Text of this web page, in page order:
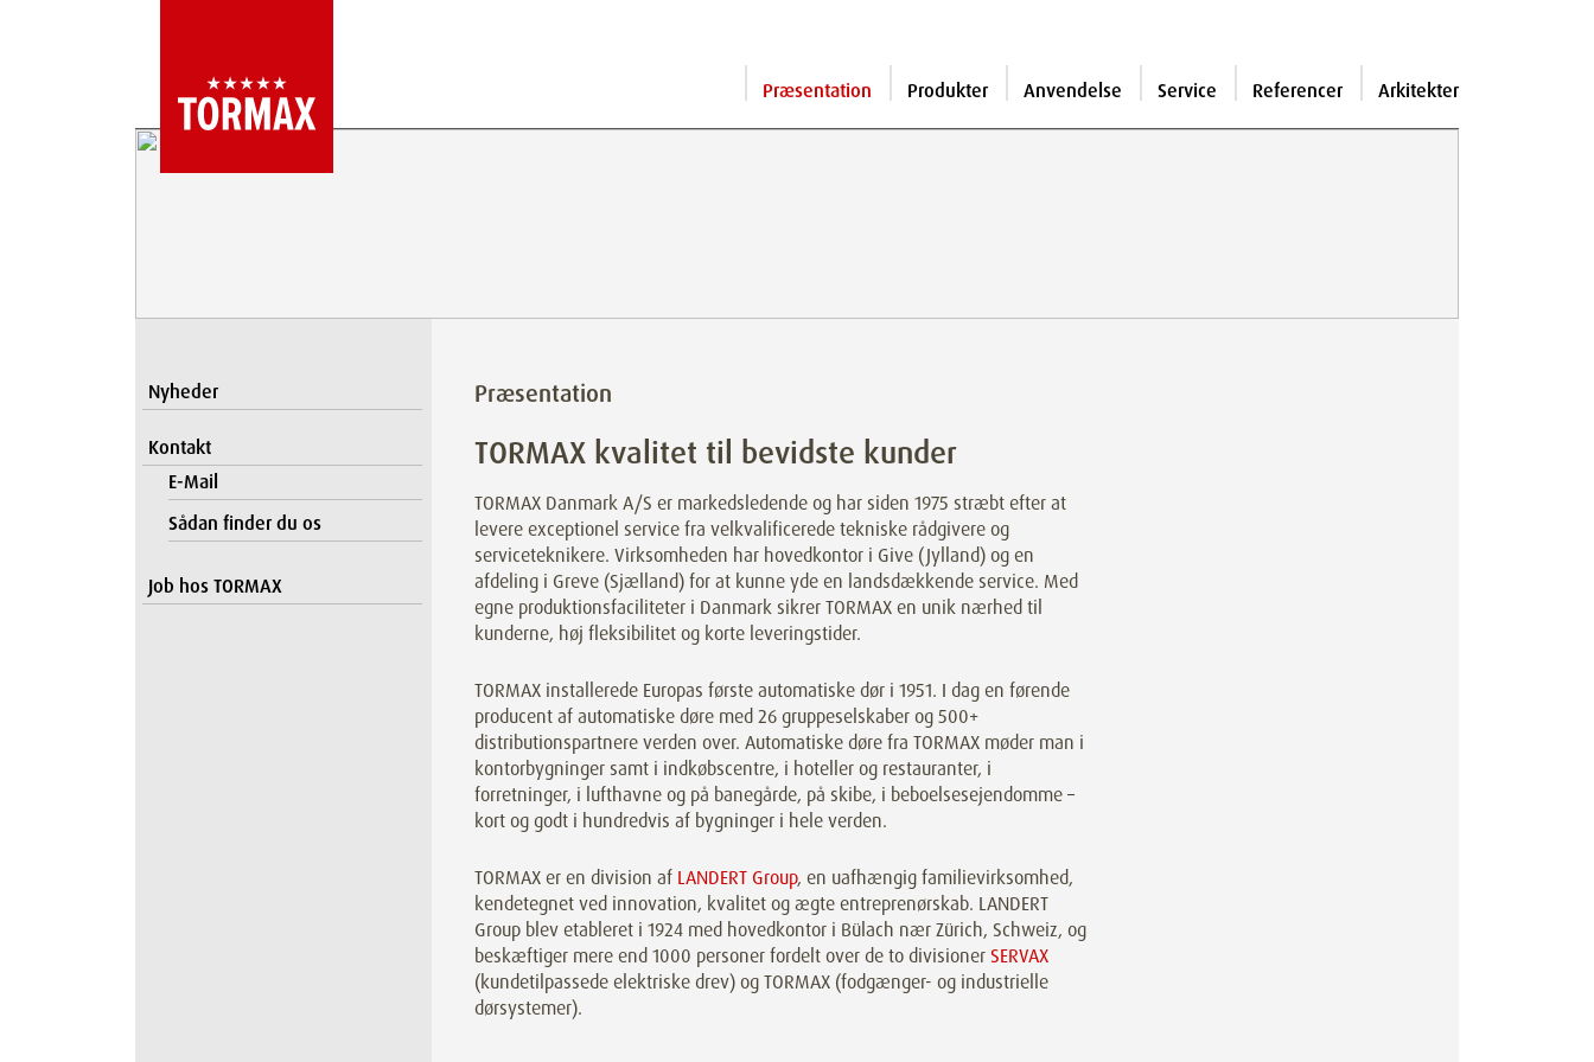
Præsentation Produkter Anvendelse Service Referencer Arkitekter
Nyheder
Kontakt
E-Mail
Sådan finder du os
Job hos TORMAX
Præsentation
TORMAX kvalitet til bevidste kunder
TORMAX Danmark A/S er markedsledende og har siden 1975 stræbt efter at
levere exceptionel service fra velkvalificerede tekniske rådgivere og
serviceteknikere. Virksomheden har hovedkontor i Give (Jylland) og en
afdeling i Greve (Sjælland) for at kunne yde en landsdækkende service. Med
egne produktionsfaciliteter i Danmark sikrer TORMAX en unik nærhed til
kunderne, høj fleksibilitet og korte leveringstider.
TORMAX installerede Europas første automatiske dør i 1951. I dag en førende
producent af automatiske døre med 26 gruppeselskaber og 500+
distributionspartnere verden over. Automatiske døre fra TORMAX møder man i
kontorbygninger samt i indkøbscentre, i hoteller og restauranter, i
forretninger, i lufthavne og på banegårde, på skibe, i beboelsesejendomme –
kort og godt i hundredvis af bygninger i hele verden.
TORMAX er en division af LANDERT Group, en uafhængig familievirksomhed,
kendetegnet ved innovation, kvalitet og ægte entreprenørskab. LANDERT
Group blev etableret i 1924 med hovedkontor i Bülach nær Zürich, Schweiz, og
beskæftiger mere end 1000 personer fordelt over de to divisionerSERVAX
(kundetilpassede elektriske drev) og TORMAX (fodgænger- og industrielle
dørsystemer).